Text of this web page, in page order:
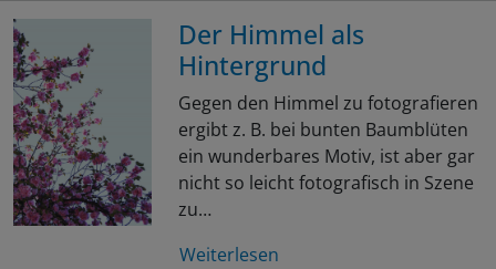
Der Himmel als
Hintergrund
Gegen den Himmel zu fotografieren
ergibt z. B. bei bunten Baumblüten
ein wunderbares Motiv, ist aber gar
nicht so leicht fotografisch in Szene
zu…
Weiterlesen